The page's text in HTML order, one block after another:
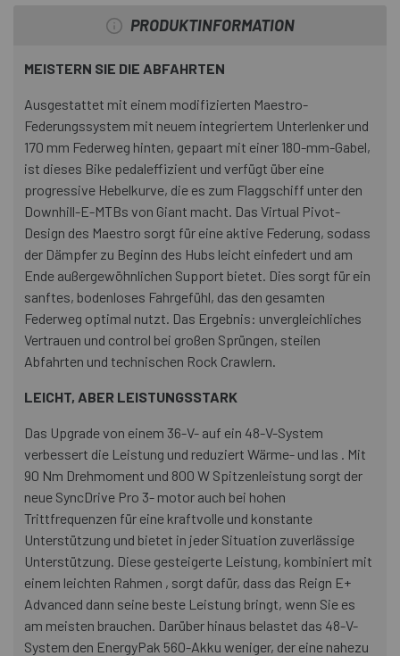
PRODUKTINFORMATION
MEISTERN SIE DIE ABFAHRTEN
Ausgestattet mit einem modifizierten Maestro-
Federungssystem mit neuem integriertem Unterlenker und
170 mm Federweg hinten, gepaart mit einer 180-mm-Gabel,
ist dieses Bike pedaleffizient und verfügt über eine
progressive Hebelkurve, die es zum Flaggschiff unter den
Downhill-E-MTBs von Giant macht. Das Virtual Pivot-
Design des Maestro sorgt für eine aktive Federung, sodass
der Dämpfer zu Beginn des Hubs leicht einfedert und am
Ende außergewöhnlichen Support bietet. Dies sorgt für ein
sanftes, bodenloses Fahrgefühl, das den gesamten
Federweg optimal nutzt. Das Ergebnis: unvergleichliches
Vertrauen und control bei großen Sprüngen, steilen
Abfahrten und technischen Rock Crawlern.
LEICHT, ABER LEISTUNGSSTARK
Das Upgrade von einem 36-V- auf ein 48-V-System
verbessert die Leistung und reduziert Wärme- und las . Mit
90 Nm Drehmoment und 800 W Spitzenleistung sorgt der
neue SyncDrive Pro 3- motor auch bei hohen
Trittfrequenzen für eine kraftvolle und konstante
Unterstützung und bietet in jeder Situation zuverlässige
Unterstützung. Diese gesteigerte Leistung, kombiniert mit
einem leichten Rahmen , sorgt dafür, dass das Reign E+
Advanced dann seine beste Leistung bringt, wenn Sie es
am meisten brauchen. Darüber hinaus belastet das 48-V-
System den EnergyPak 560-Akku weniger, der eine nahezu